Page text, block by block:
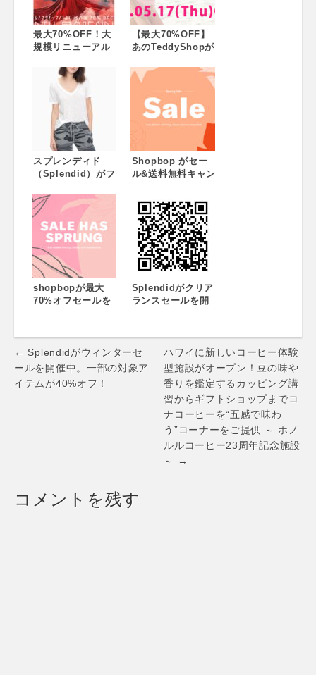
最大70%OFF！大
規模リニューアル
「LAZONA
BARGAIN」6月29
日(金)スタート！
・ラゾーナだけの
スペシャルプライ
スやノベルティが
登場・最初の3日間
はさらにおトクな
「全館ポイントア
開催！
【最大70%OFF】
あのTeddyShopが
へ出店！【SALE有
り】
スプレンディド
（Splendid）がフ
プロモーションを
開催中！
Shopbop がセー
ル&送料無料キャン
shopbopが最大
70%オフセールを
Splendidがクリア
ランスセールを開
オフ！
Post
navigation
← Splendidがウィンターセ
ールを開催中。一部の対象ア
イテムが40%オフ！
ハワイに新しいコーヒー体験
型施設がオープン！豆の味や
香りを鑑定するカッピング講
習からギフトショップまでコ
ナコーヒーを“五感で味わ
う”コーナーをご提供 ～ ホノ
ルルコーヒー23周年記念施設
～ →
コメントを残す